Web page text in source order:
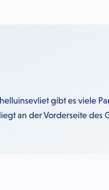
gibt es viele
an der Vorderseite des